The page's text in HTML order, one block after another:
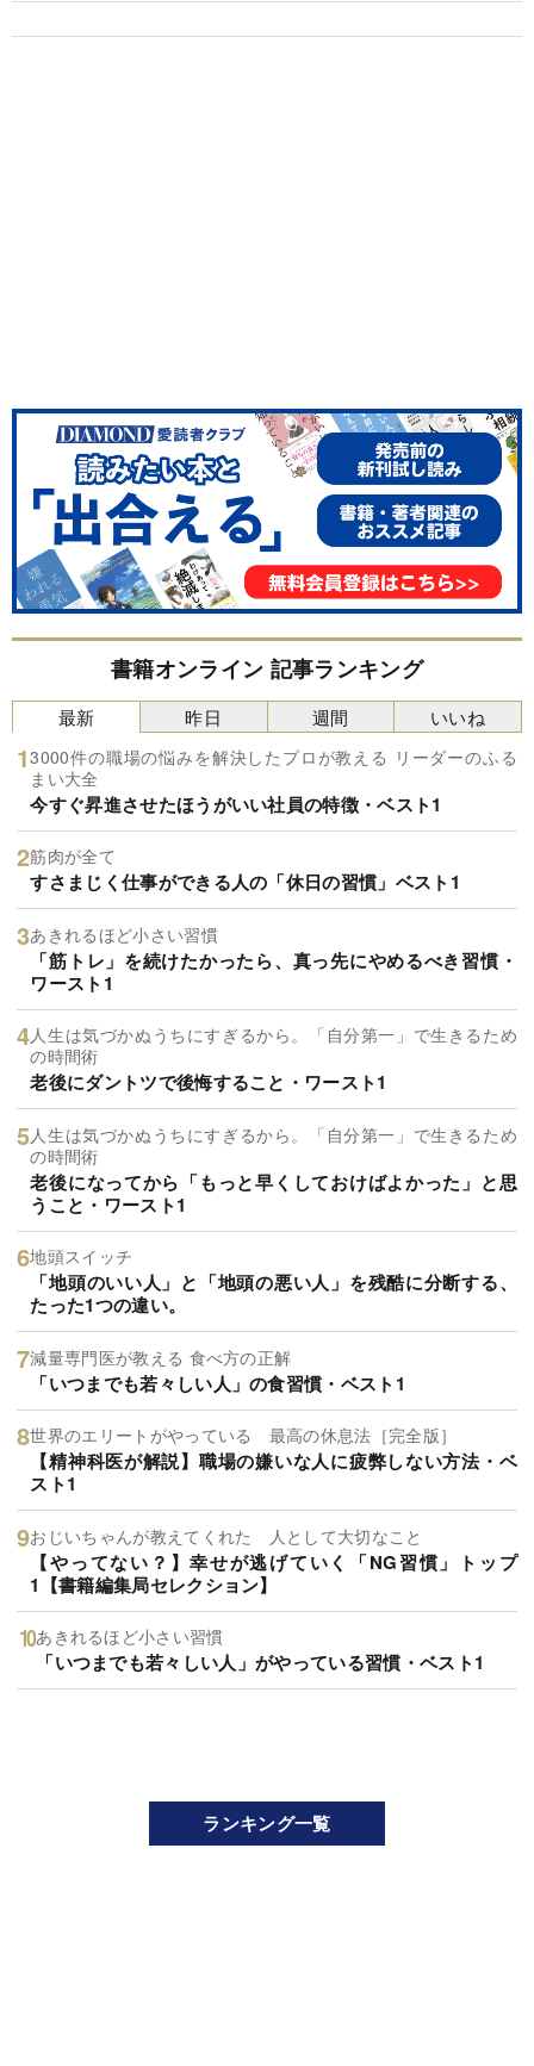
書籍オンライン 記事ランキング
最新
3000件の職場の悩みを解決したプロが教える リーダーのふる
まい大全
今すぐ昇進させたほうがいい社員の特徴・ベスト1
筋肉が全て
すさまじく仕事ができる人の「休日の習慣」ベスト1
あきれるほど小さい習慣
「筋トレ」を続けたかったら、真っ先にやめるべき習慣・
ワースト1
人生は気づかぬうちにすぎるから。「自分第一」で生きるため
の時間術
老後にダントツで後悔すること・ワースト1
人生は気づかぬうちにすぎるから。「自分第一」で生きるため
の時間術
老後になってから「もっと早くしておけばよかった」と思
うこと・ワースト1
地頭スイッチ
「地頭のいい人」と「地頭の悪い人」を残酷に分断する、
たった1つの違い。
減量専門医が教える 食べ方の正解
「いつまでも若々しい人」の食習慣・ベスト1
世界のエリートがやっている 最高の休息法［完全版］
【精神科医が解説】職場の嫌いな人に疲弊しない方法・ベ
スト1
おじいちゃんが教えてくれた 人として大切なこと
【やってない？】幸せが逃げていく「NG習慣」トップ
1【書籍編集局セレクション】
あきれるほど小さい習慣
「いつまでも若々しい人」がやっている習慣・ベスト1
昨日 週間 いいね
ランキング一覧